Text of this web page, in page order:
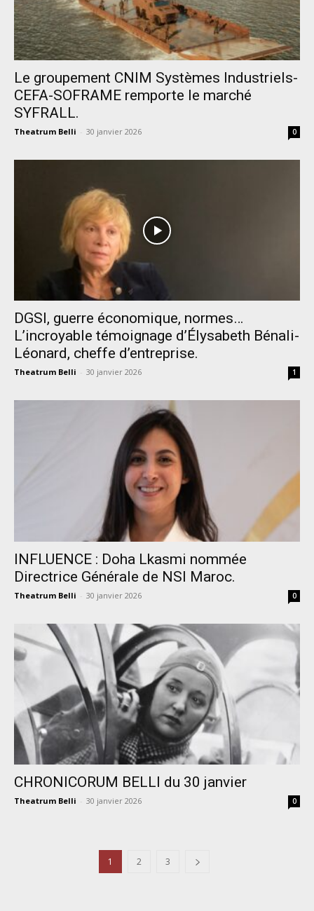
Le groupement CNIM Systèmes Industriels-
CEFA-SOFRAME remporte le marché
SYFRALL.
Theatrum Belli - 30 janvier 2026 0
DGSI, guerre économique, normes…
L’incroyable témoignage d’Élysabeth Bénali-
Léonard, cheffe d’entreprise.
Theatrum Belli - 30 janvier 2026 1
INFLUENCE : Doha Lkasmi nommée
Directrice Générale de NSI Maroc.
Theatrum Belli - 30 janvier 2026 0
CHRONICORUM BELLI du 30 janvier
Theatrum Belli - 30 janvier 2026 0
1 2 3